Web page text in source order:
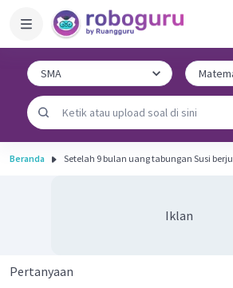
Beranda Setelah 9 bulan uang tabungan Susi
Iklan
Pertanyaan